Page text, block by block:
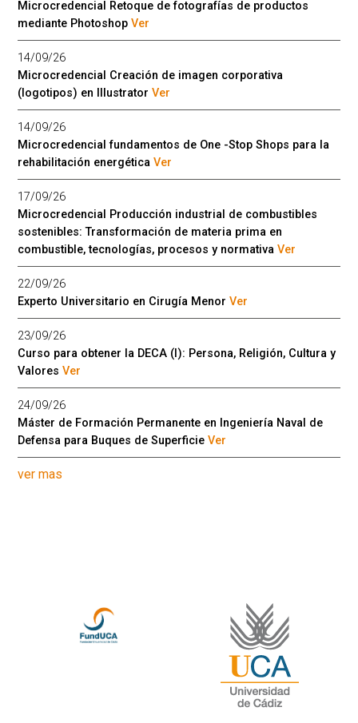
Microcredencial Retoque de fotografías de productos
mediante PhotoshopVer
14/09/26
Microcredencial Creación de imagen corporativa
(logotipos) en IllustratorVer
14/09/26
Microcredencial fundamentos de One -Stop Shops para la
rehabilitación energéticaVer
17/09/26
Microcredencial Producción industrial de combustibles
sostenibles: Transformación de materia prima en
combustible, tecnologías, procesos y normativaVer
22/09/26
Experto Universitario en Cirugía MenorVer
23/09/26
Curso para obtener la DECA (I): Persona, Religión, Cultura y
ValoresVer
24/09/26
Máster de Formación Permanente en Ingeniería Naval de
Defensa para Buques de SuperficieVer
ver mas